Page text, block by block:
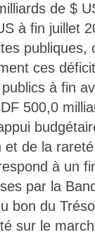
de $
à fin juillet
publiques,
ces
à fin
500,0
de la
à un
par la
bon du
sur le